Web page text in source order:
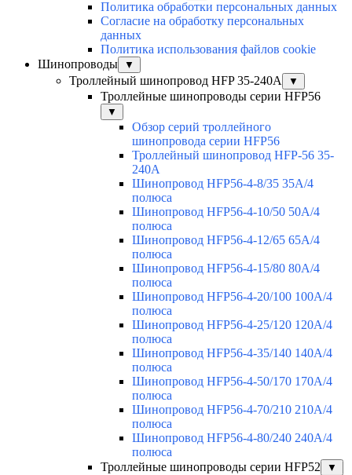
Политика обработки персональных данных
Согласие на обработку персональных
данных
Политика использования файлов cookie
Шинопроводы
▼
Троллейный шинопровод HFP 35-240А ▼
Троллейные шинопроводы серии HFP56
▼
Обзор серий троллейного
шинопровода серии HFP56
Троллейный шинопровод HFP-56 35-
240А
Шинопровод HFP56-4-8/35 35А/4
полюса
Шинопровод HFP56-4-10/50 50А/4
полюса
Шинопровод HFP56-4-12/65 65А/4
полюса
Шинопровод HFP56-4-15/80 80А/4
полюса
Шинопровод HFP56-4-20/100 100А/4
полюса
Шинопровод HFP56-4-25/120 120А/4
полюса
Шинопровод HFP56-4-35/140 140А/4
полюса
Шинопровод HFP56-4-50/170 170А/4
полюса
Шинопровод HFP56-4-70/210 210А/4
полюса
Шинопровод HFP56-4-80/240 240А/4
полюса
Троллейные шинопроводы серии HFP52
▼